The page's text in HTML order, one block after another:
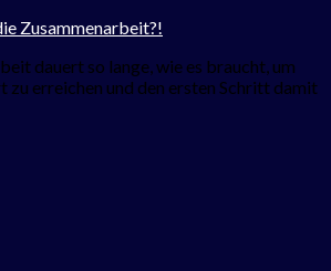
Zusammenarbeit?!
dauert so lange, wie es braucht, um
zu erreichen und den ersten Schritt damit